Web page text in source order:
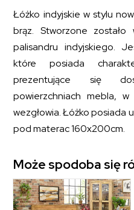
Łóżko indyjskie w stylu
brąz. Stworzone
palisandru indyjskiego.
które posiada
prezentujące się
powierzchniach mebla,
wezgłowia. Łóżko posiada
pod materac 160x200cm.
Może spodoba się